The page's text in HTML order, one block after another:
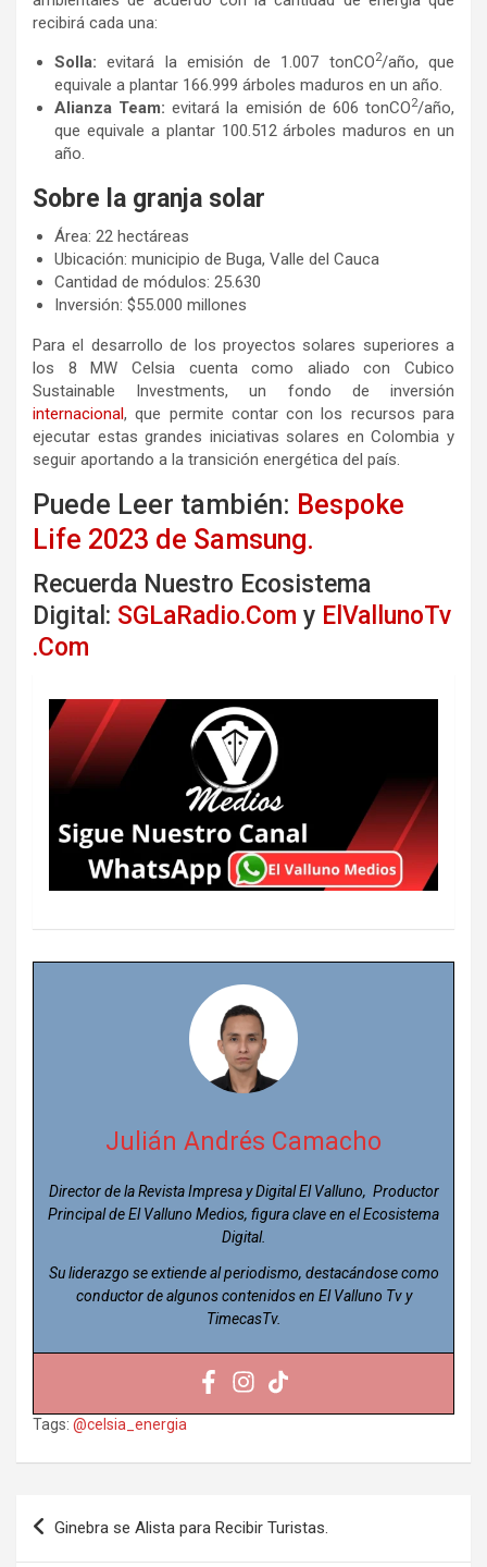
recibirá cada una:
Solla: evitará la emisión de 1.007 tonCO2/año, que
equivale a plantar 166.999 árboles maduros en un año.
Alianza Team: evitará la emisión de 606 tonCO2/año,
que equivale a plantar 100.512 árboles maduros en un
año.
Sobre la granja solar
Área: 22 hectáreas
Ubicación: municipio de Buga, Valle del Cauca
Cantidad de módulos: 25.630
Inversión: $55.000 millones
Para el desarrollo de los proyectos solares superiores a
los 8 MW Celsia cuenta como aliado con Cubico
Sustainable Investments, un fondo de inversión
internacional, que permite contar con los recursos para
ejecutar estas grandes iniciativas solares en Colombia y
seguir aportando a la transición energética del país.
Puede Leer también: Bespoke
Life 2023 de Samsung.
Recuerda Nuestro Ecosistema
Digital: SGLaRadio.Com y ElVallunoTv
.Com
Julián Andrés Camacho
Director de la Revista Impresa y Digital El Valluno, Productor
Principal de El Valluno Medios, figura clave en el Ecosistema
Digital.
Su liderazgo se extiende al periodismo, destacándose como
conductor de algunos contenidos en El Valluno Tv y
TimecasTv.
Tags: @celsia_energia
Navegación
Ginebra se Alista para Recibir Turistas.